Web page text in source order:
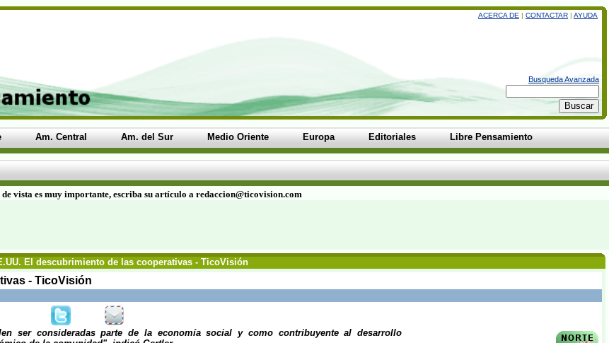
ACERCA DE | CONTACTAR | AYUDA
Busqueda Avanzada
Am. Central Am. del Sur Medio Oriente Europa Editoriales Libre Pensamiento
de vista es muy importante, escriba su artículo a redaccion@ticovision.com
El descubrimiento de las cooperativas - TicoVisión
- TicoVisión
ser consideradas parte de la economía social y como contribuyente al desarrollo